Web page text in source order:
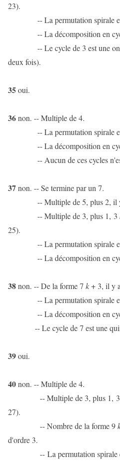
23).
-- La permutation spirale
-- La décomposition en
-- Le cycle de 3 est une
deux fois).
35oui.
36non. -- Multiple de 4.
-- La permutation spirale
-- La décomposition en
-- Aucun de ces cycles n'est
37non. -- Se termine par un 7.
-- Multiple de 5, plus 2, il y
-- Multiple de 3, plus 1, 3
25).
-- La permutation spirale
-- La décomposition en
38non. -- De la forme 7 k+ 3, il y
-- La permutation spirale
-- La décomposition en
-- Le cycle de 7 est une
39oui.
40non. -- Multiple de 4.
-- Multiple de 3, plus 1, 3
27).
-- Nombre de la forme 9
d'ordre 3.
-- La permutation spirale